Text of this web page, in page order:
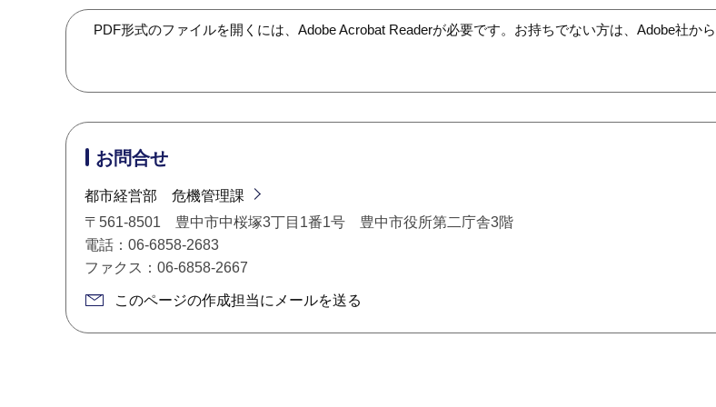
PDF形式のファイルを開くには、Adobe Acrobat Readerが必要です。お持ちでない方は、Adobe社か
お問合せ
都市経営部 危機管理課
〒561-8501 豊中市中桜塚3丁目1番1号 豊中市役所第二庁舎3階
電話：06-6858-2683
ファクス：06-6858-2667
このページの作成担当にメールを送る